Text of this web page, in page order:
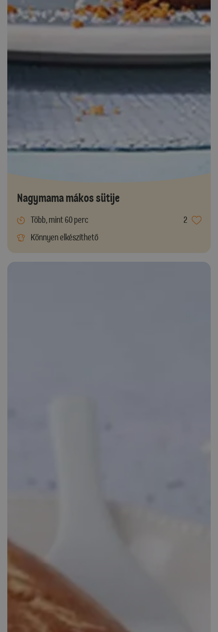
Nagymama mákos sütije
Több, mint 60 perc
2
Könnyen elkészíthető